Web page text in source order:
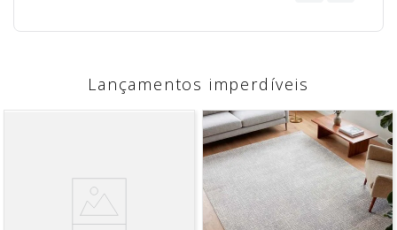
Lançamentos imperdíveis